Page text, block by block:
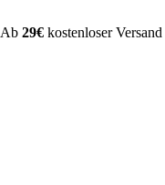
Ab 29€ kostenloser Versand